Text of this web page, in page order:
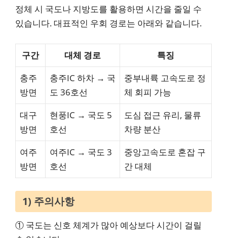
정체 시 국도나 지방도를 활용하면 시간을 줄일 수
있습니다. 대표적인 우회 경로는 아래와 같습니다.
구간 대체 경로
특징
충주
방면
충주IC 하차 → 국
도 36호선
중부내륙 고속도로 정
체 회피 가능
대구
방면
현풍IC → 국도 5
호선
도심 접근 유리, 물류
차량 분산
여주
방면
여주IC → 국도 3
호선
중앙고속도로 혼잡 구
간 대체
1) 주의사항
① 국도는 신호 체계가 많아 예상보다 시간이 걸릴